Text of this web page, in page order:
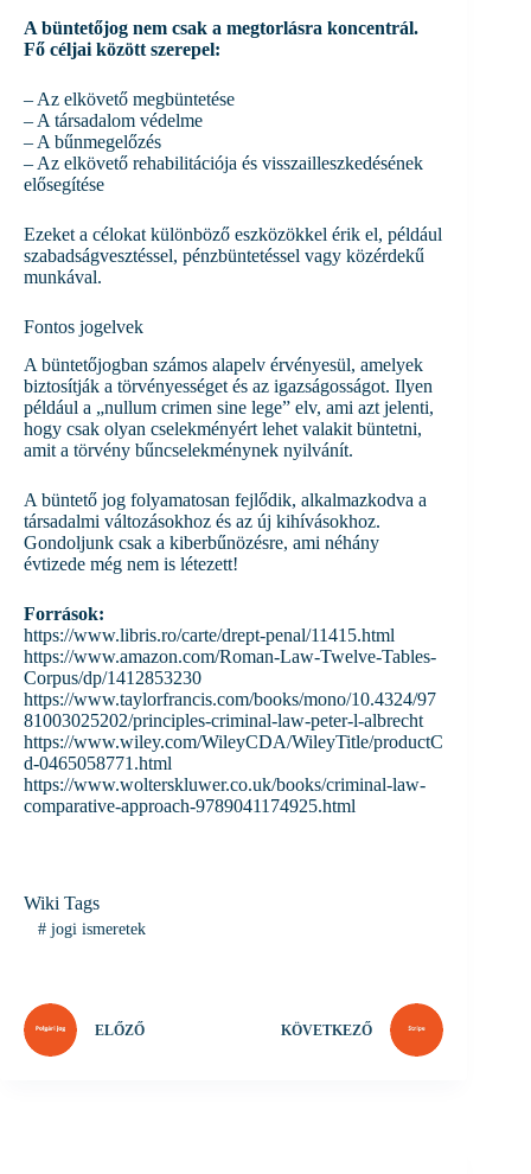
A büntetőjog nem csak a megtorlásra koncentrál.
Fő céljai között szerepel:
– Az elkövető megbüntetése
– A társadalom védelme
– A bűnmegelőzés
– Az elkövető rehabilitációja és visszailleszkedésének
elősegítése
Ezeket a célokat különböző eszközökkel érik el, például
szabadságvesztéssel, pénzbüntetéssel vagy közérdekű
munkával.
Fontos jogelvek
A büntetőjogban számos alapelv érvényesül, amelyek
biztosítják a törvényességet és az igazságosságot. Ilyen
például a „nullum crimen sine lege” elv, ami azt jelenti,
hogy csak olyan cselekményért lehet valakit büntetni,
amit a törvény bűncselekménynek nyilvánít.
A büntető jog folyamatosan fejlődik, alkalmazkodva a
társadalmi változásokhoz és az új kihívásokhoz.
Gondoljunk csak a kiberbűnözésre, ami néhány
évtizede még nem is létezett!
Források:
https://www.libris.ro/carte/drept-penal/11415.html
https://www.amazon.com/Roman-Law-Twelve-Tables-
Corpus/dp/1412853230
https://www.taylorfrancis.com/books/mono/10.4324/97
81003025202/principles-criminal-law-peter-l-albrecht
https://www.wiley.com/WileyCDA/WileyTitle/productC
d-0465058771.html
https://www.wolterskluwer.co.uk/books/criminal-law-
comparative-approach-9789041174925.html
Wiki Tags
#jogi ismeretek
ELŐZŐ KÖVETKEZŐ